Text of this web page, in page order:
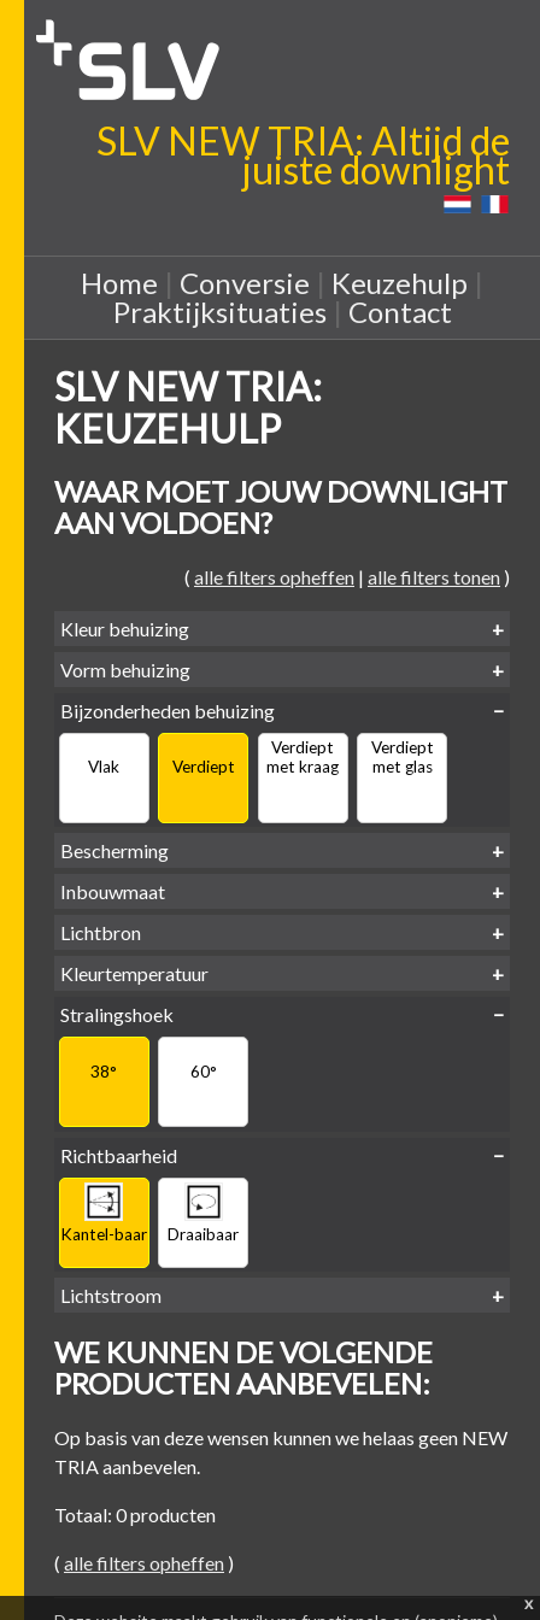
SLV NEW TRIA: Altijd de
juiste downlight
Home | Conversie | Keuzehulp |
Praktijksituaties| Contact
SLV NEW TRIA:
KEUZEHULP
WAAR MOET JOUW DOWNLIGHT
AAN VOLDOEN?
( alle filters opheffen | alle filters tonen )
Kleur behuizing
Zwart Wit
Vorm behuizing
Bijzonderheden behuizing
Vlak Verdiept
Verdiept
met kraag
Verdiept
met glas
Bescherming
IP65 water-
Inbouwmaat
Ø
Lichtbron
GU10
Kleurtemperatuur
2700K
Stralingshoek
38° 60°
Richtbaarheid
Kantel-baar Draaibaar
Lichtstroom
500 lm
-
600 lm
-
700 lm
800 lm
WE KUNNEN DE VOLGENDE
PRODUCTEN AANBEVELEN:
Op basis van deze wensen kunnen we helaas geen NEW
TRIA aanbevelen.
Totaal: 0 producten
( alle filters opheffen )
x